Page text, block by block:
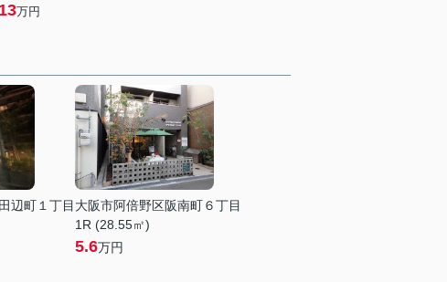
13万円
辺町１丁目 大阪市阿倍野区阪南町６丁目
1R (28.55㎡)
5.6万円